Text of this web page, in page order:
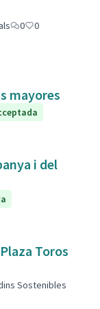
0
0
mayores
i del
Toros
Sostenibles